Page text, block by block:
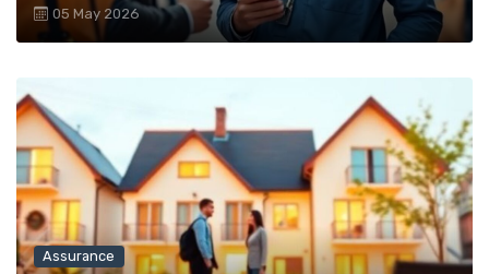
05 May 2026
Assurance